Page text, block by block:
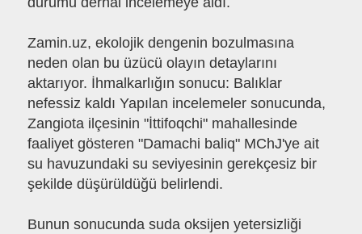
Zamin.uz, ekolojik dengenin bozulmasına
neden olan bu üzücü olayın detaylarını
aktarıyor. İhmalkarlığın sonucu: Balıklar
nefessiz kaldı Yapılan incelemeler sonucunda,
Zangiota ilçesinin "İttifoqchi" mahallesinde
faaliyet gösteren "Damachi baliq" MChJ'ye ait
su havuzundaki su seviyesinin gerekçesiz bir
şekilde düşürüldüğü belirlendi.
Bunun sonucunda suda oksijen yetersizliği